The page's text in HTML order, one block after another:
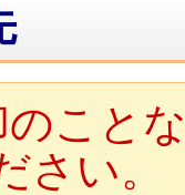
こと
さい。